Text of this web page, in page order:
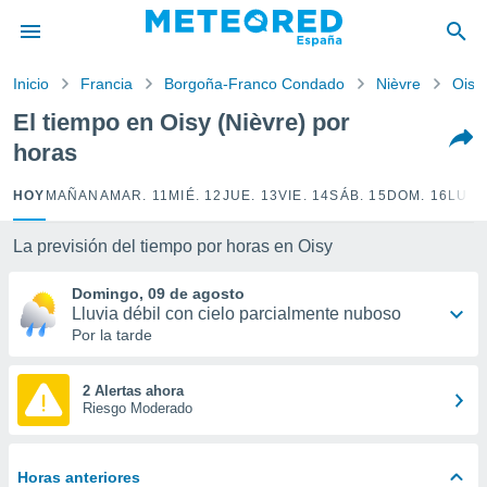
por
para
la
calidad.
a este
las
y
forma
basada
permite
Inicio Francia Borgoña-Franco Condado Nièvre Oisy
El tiempo en Oisy (Nièvre) por
horas
HOY MAÑANA MAR. 11 MIÉ. 12 JUE. 13VIE. 14SÁB. 15 DOM. 16
La previsión del tiempo por horas en Oisy
Domingo, 09 de agosto
Lluvia débil con cielo parcialmente nuboso
Por la tarde
2 Alertas ahora
Riesgo Moderado
Horas anteriores